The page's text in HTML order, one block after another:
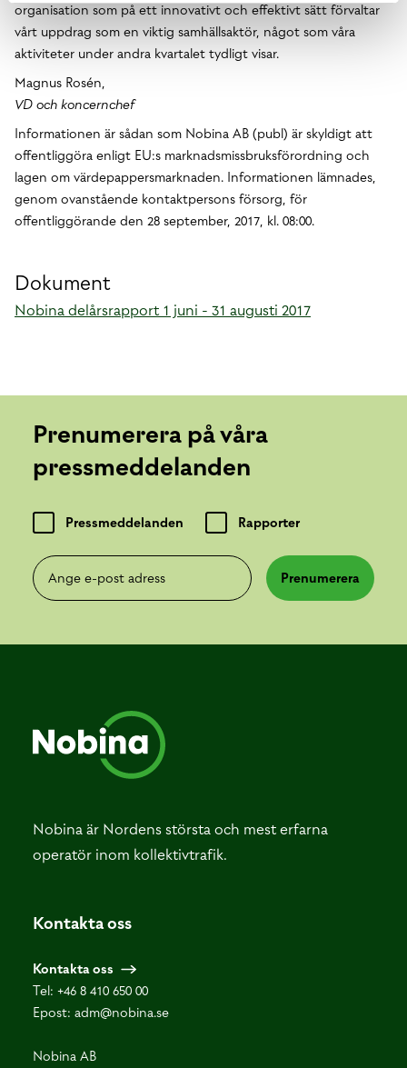
organisation som på ett innovativt och effektivt sätt förvaltar
vårt uppdrag som en viktig samhällsaktör, något som våra
aktiviteter under andra kvartalet tydligt visar.
Magnus Rosén,
VD och koncernchef
Informationen är sådan som Nobina AB (publ) är skyldigt att
offentliggöra enligt EU:s marknadsmissbruksförordning och
lagen om värdepappersmarknaden. Informationen lämnades,
genom ovanstående kontaktpersons försorg, för
offentliggörande den 28 september, 2017, kl. 08:00.
Dokument
Nobina delårsrapport 1 juni - 31 augusti 2017
Prenumerera på våra
pressmeddelanden
Pressmeddelanden Rapporter
Ange e-post adress
Prenumerera
Nobina är Nordens största och mest erfarna
operatör inom kollektivtrafik.
Kontakta oss
Kontakta oss
Tel: +46 8 410 650 00
Epost: adm@nobina.se
Nobina AB